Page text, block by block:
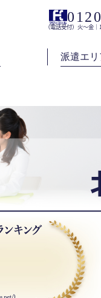
（電話受付）火〜金
派遣エ